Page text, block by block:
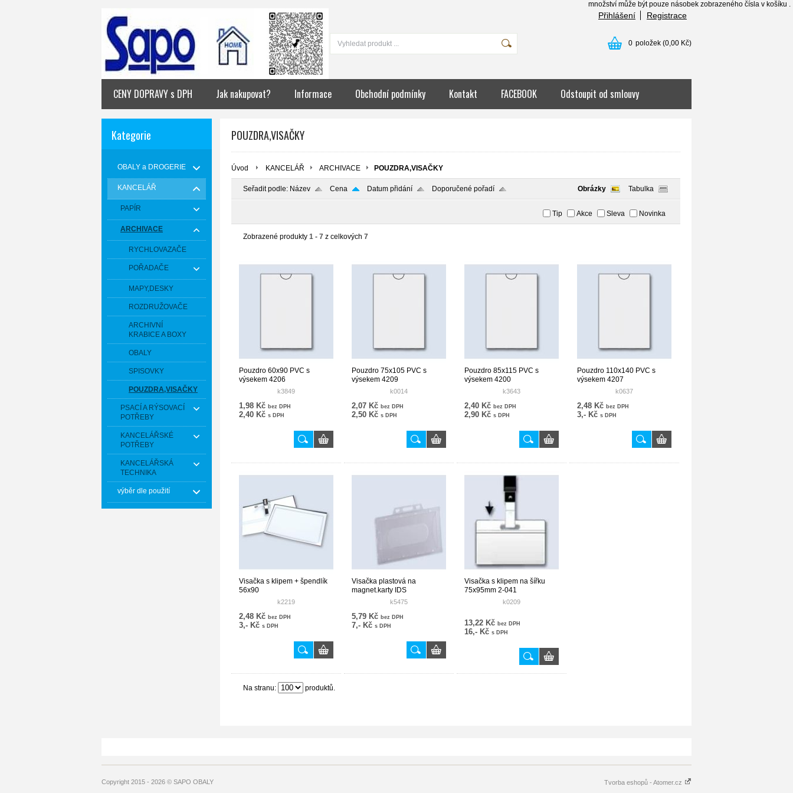
množství může být pouze násobek zobrazeného čísla v košíku . .
Přihlášení Registrace
0 položek (0,00 Kč)
CENY DOPRAVY s DPH Jak nakupovat? Informace Obchodní podmínky Kontakt FACEBOOK Odstoupit od smlouvy
Kategorie
OBALY a DROGERIE
KANCELÁŘ
PAPÍR
ARCHIVACE
RYCHLOVAZAČE
POŘADAČE
MAPY,DESKY
ROZDRUŽOVAČE
ARCHIVNÍ
KRABICE A BOXY
OBALY
SPISOVKY
POUZDRA,VISAČKY
PSACÍ A RÝSOVACÍ
POTŘEBY
KANCELÁŘSKÉ
POTŘEBY
KANCELÁŘSKÁ
TECHNIKA
výběr dle použití
POUZDRA,VISAČKY
Úvod KANCELÁŘ ARCHIVACE POUZDRA,VISAČKY
Seřadit podle: Název Cena Datum přidání Doporučené pořadí Obrázky Tabulka
Tip Akce Sleva Novinka
Zobrazené produkty 1 - 7 z celkových 7
Pouzdro 60x90 PVC s
výsekem 4206
k3849
1,98 Kč bez DPH
2,40 Kč s DPH
Pouzdro 75x105 PVC s
výsekem 4209
k0014
2,07 Kč bez DPH
2,50 Kč s DPH
Pouzdro 85x115 PVC s
výsekem 4200
k3643
2,40 Kč bez DPH
2,90 Kč s DPH
Pouzdro 110x140 PVC s
výsekem 4207
k0637
2,48 Kč bez DPH
3,- Kč s DPH
Visačka s klipem + špendlík
56x90
k2219
2,48 Kč bez DPH
3,- Kč s DPH
Visačka plastová na
magnet.karty IDS
k5475
5,79 Kč bez DPH
7,- Kč s DPH
Visačka s klipem na šířku
75x95mm 2-041
k0209
13,22 Kč bez DPH
16,- Kč s DPH
Na stranu: produktů.
Copyright 2015 - 2026 © SAPO OBALY Tvorba eshopů - Atomer.cz